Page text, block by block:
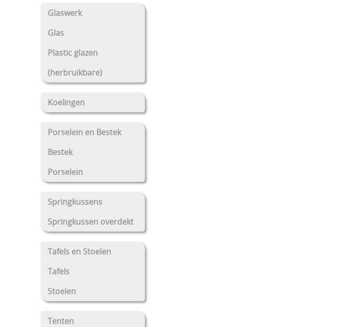
Glaswerk
Glas
Plastic glazen
(herbruikbare)
Koelingen
Porselein en Bestek
Bestek
Porselein
Springkussens
Springkussen overdekt
Tafels en Stoelen
Tafels
Stoelen
Tenten